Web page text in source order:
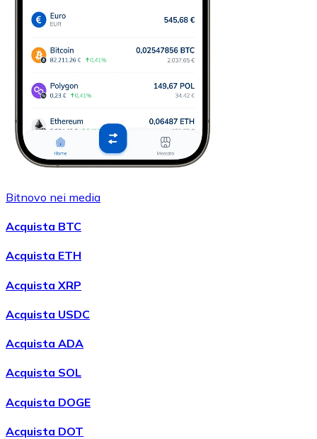
Bitnovo nei media
Acquista BTC
Acquista ETH
Acquista XRP
Acquista USDC
Acquista ADA
Acquista SOL
Acquista DOGE
Acquista DOT